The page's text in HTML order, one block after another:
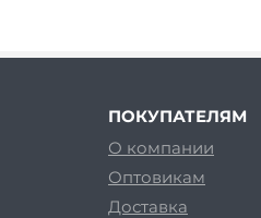
ПОКУПАТЕЛЯМ
О компании
Оптовикам
Доставка